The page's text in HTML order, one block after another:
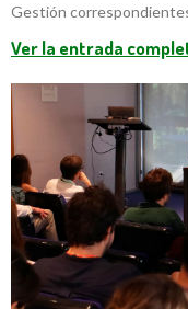
Gestión
Ver la entrada